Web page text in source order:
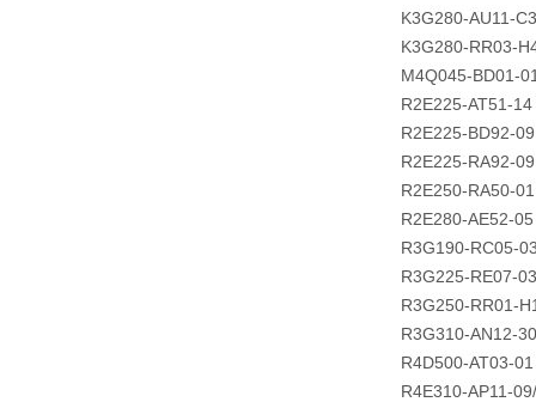
K3G280-AU11-C3
K3G280-RR03-
M4Q045-BD01-
R2E225-AT51-14
R2E225-BD92-09
R2E225-RA92-09
R2E250-RA50-01
R2E280-AE52-05
R3G190-RC05-
R3G225-RE07-03
R3G250-RR01-
R3G310-AN12-
R4D500-AT03-01
R4E310-AP11-